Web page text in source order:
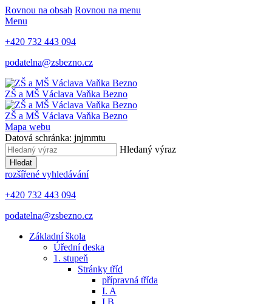
Rovnou na obsah Rovnou na menu
Menu
+420 732 443 094
podatelna@zsbezno.cz
ZŠ a MŠ Václava Vaňka Bezno
ZŠ a MŠ Václava Vaňka Bezno
Mapa webu
Datová schránka: jnjmmtu
Hledaný výraz
Hledat
rozšířené vyhledávání
+420 732 443 094
podatelna@zsbezno.cz
Základní škola
Úřední deska
1. stupeň
Stránky tříd
přípravná třída
I. A
I.B